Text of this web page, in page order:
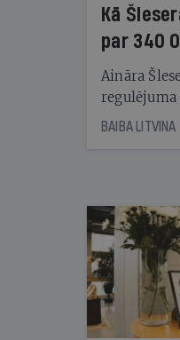
Kā
par 340
kampaņu
Aināra
starta
BAIBA LITVINA